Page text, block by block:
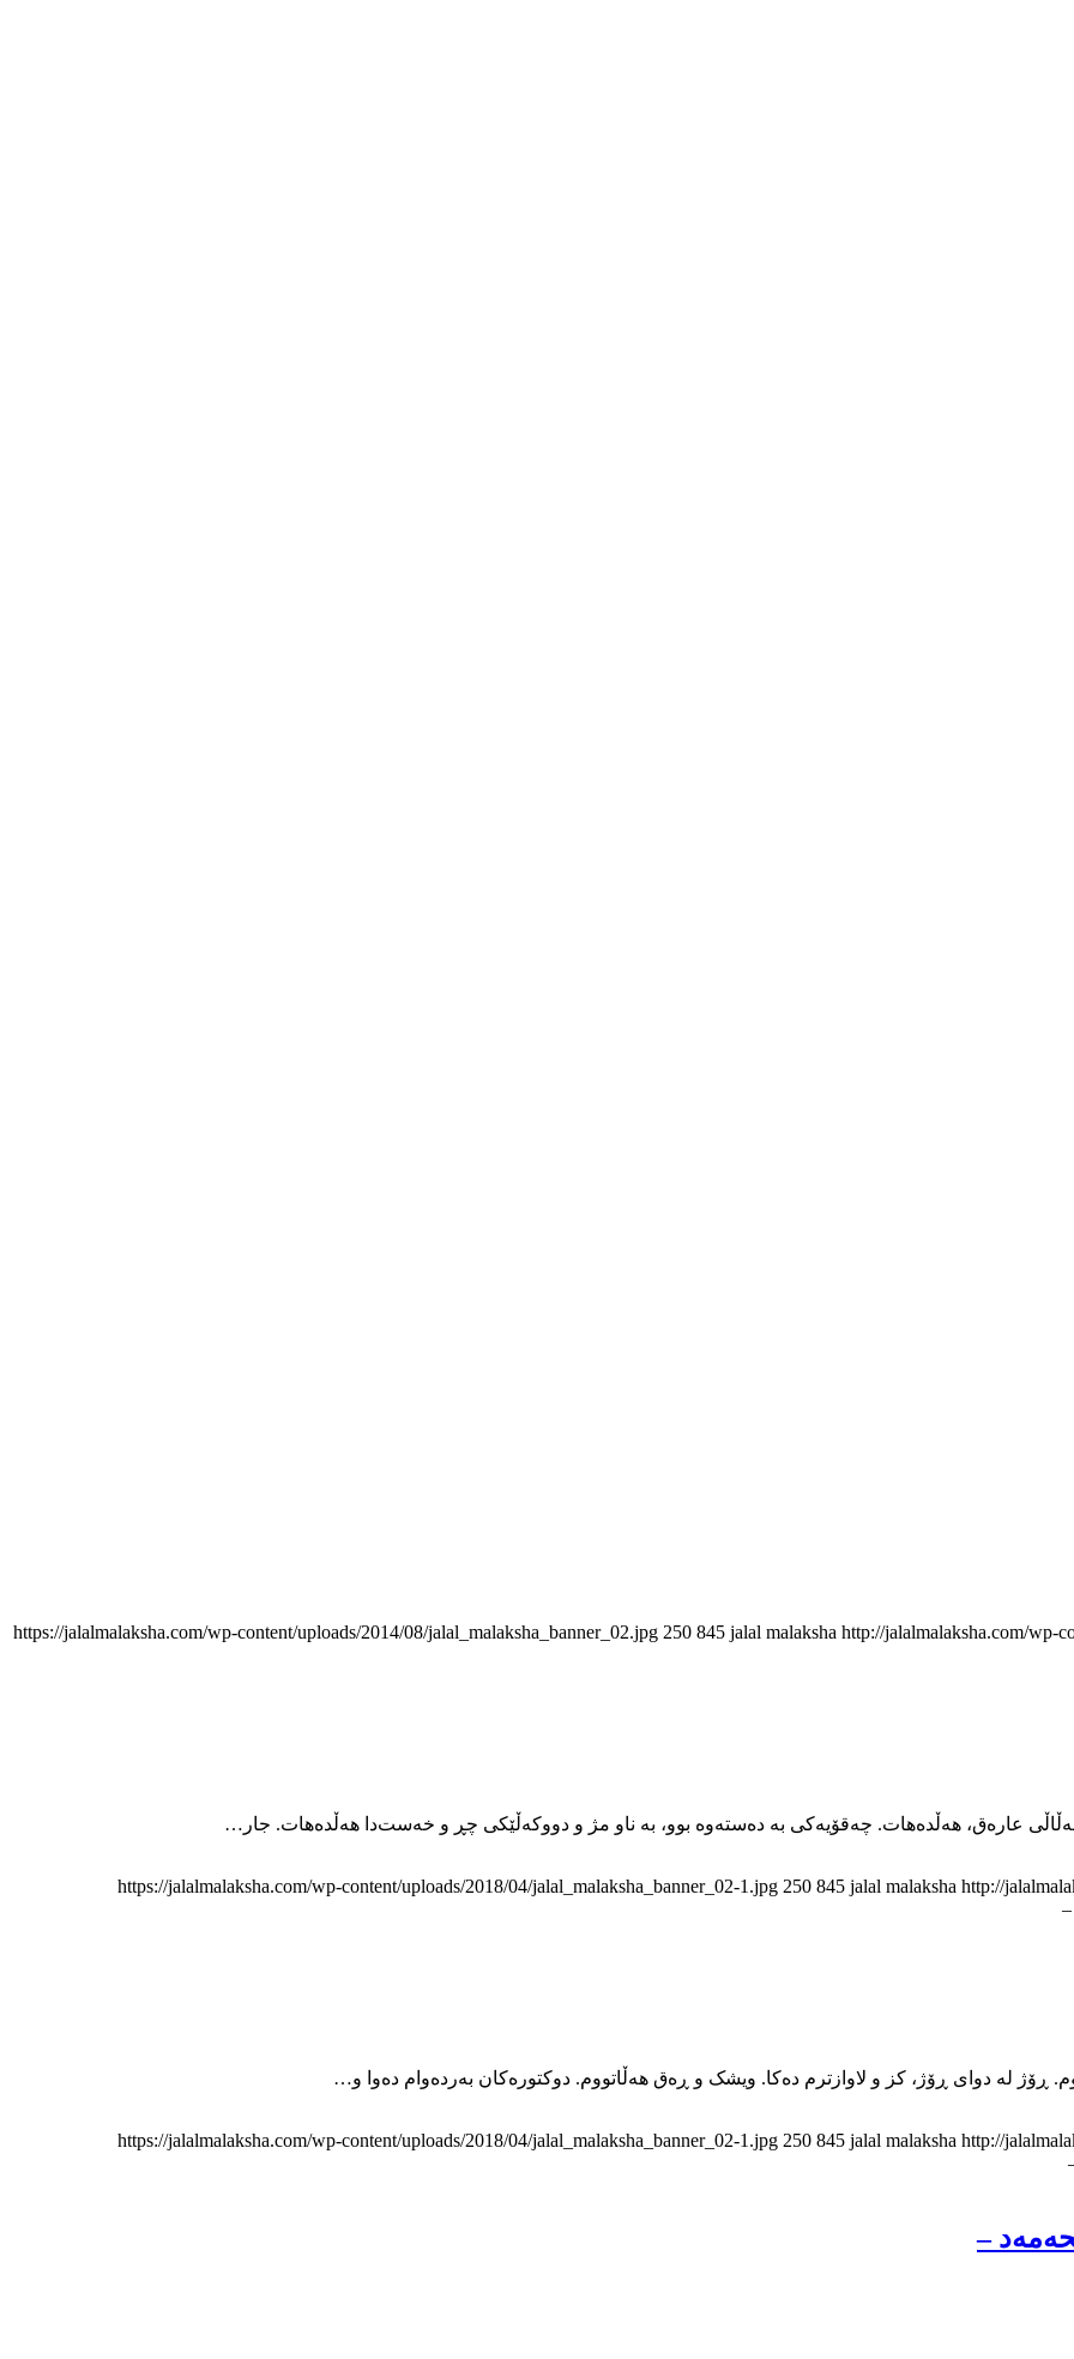
https://jalalmalaksha.com/wp-content/uploads/2014/08/jalal_malaksha_banner_02.jpg 250 845 jalal malaksha http://jalalmalaksha.com/wp-
عارەق، هەڵدەهات. چەقۆیەکی بە دەستەوە بوو، بە ناو مژ و دووکەڵێکی چڕ و خەست‌دا هەڵدەهات. جار…
https://jalalmalaksha.com/wp-content/uploads/2018/04/jalal_malaksha_banner_02-1.jpg 250 845 jalal malaksha http://
https://jalalmalaksha.com/wp-content/uploads/2018/04/jalal_malaksha_banner_02-1.jpg 250 845 jalal malaksha http://
–